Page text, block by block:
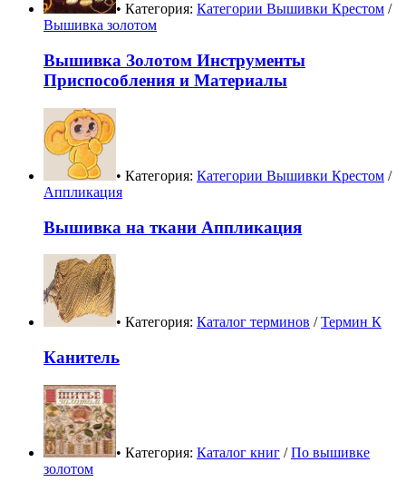
• Категория: Категории Вышивки Крестом /
Вышивка золотом
Вышивка Золотом Инструменты
Приспособления и Материалы
• Категория: Категории Вышивки Крестом /
Аппликация
Вышивка на ткани Аппликация
• Категория: Каталог терминов /Термин К
Канитель
• Категория: Каталог книг /По вышивке
золотом